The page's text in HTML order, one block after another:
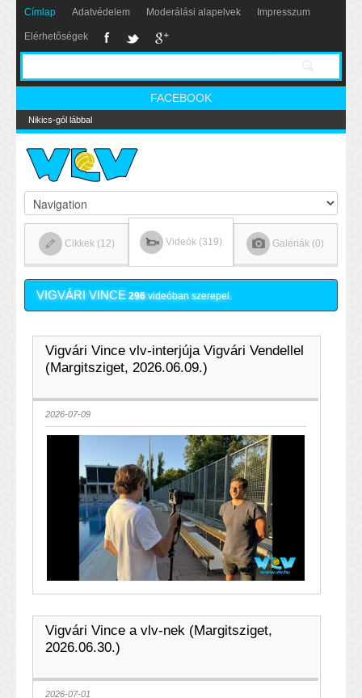
Címlap Adatvédelem Moderálási alapelvek Impresszum
Elérhetőségek
FACEBOOK
Nikics-gól lábbal
Cikkek (12) Videók (319) Galériák (0)
VIGVÁRI VINCE 296videóban szerepel.
Vigvári Vince vlv-interjúja Vigvári Vendellel
(Margitsziget, 2026.06.09.)
2026-07-09
Vigvári Vince a vlv-nek (Margitsziget,
2026.06.30.)
2026-07-01